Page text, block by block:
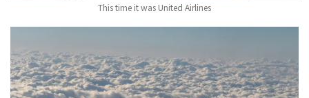
This time it was United Airlines